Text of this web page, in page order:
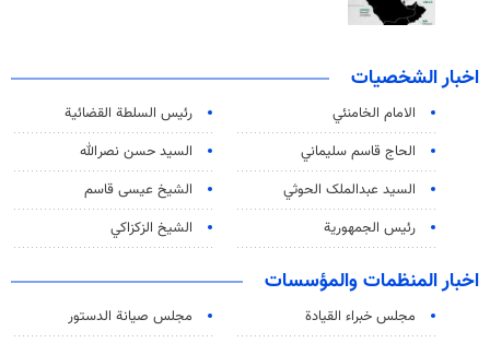
اخبار الشخصيات
الامام الخامنئي
رئیس السلطة القضائیة
الحاج قاسم سليماني
السيد حسن نصرالله
السید عبدالملک الحوثي
الشيخ عيسى قاسم
رئيس الجمهورية
الشيخ الزكزاكي
اخبار المنظمات والمؤسسات
مجلس خبراء القيادة
مجلس صيانة الدستور